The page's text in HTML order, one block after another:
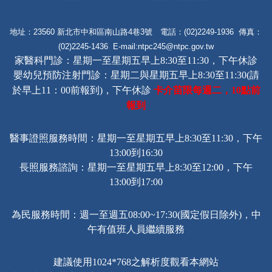
地址：23560 新北市中和區南山路4巷3號 電話：(02)2249-1936 傳真：
(02)2245-1436 E-mail:ntpc245@ntpc.gov.tw
家醫科門診：星期一至星期五早上8:30至11:30，下午休診
嬰幼兒預防注射門診：星期二與星期五早上8:30至11:30(請
於早上11：00前報到)，下午休診 卡介苗限每週二， 10點前
報到
醫事證照服務時間：星期一至星期五早上8:30至11:30，下午
13:00到16:30
長照服務諮詢 ：星期一至星期五早上8:30至12:00，下午
13:00到17:00
為民服務時間：週一至週五08:00~17:30(國定假日除外)，中
午有值班人員繼續服務
建議使用1024*768之解析度觀看本網站